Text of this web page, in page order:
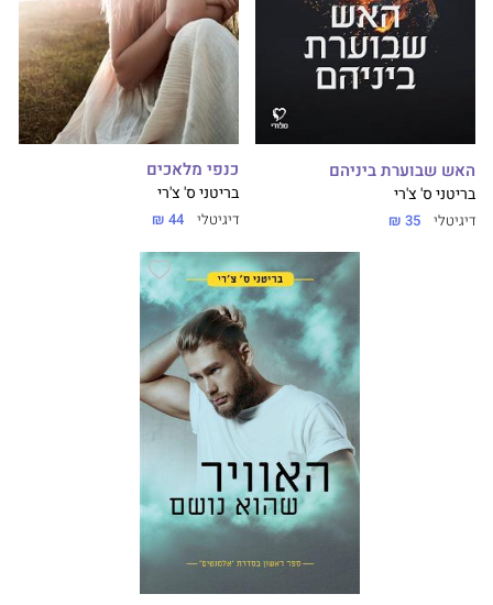
האש שבוערת ביניהם
בריטני ס' צ'רי
דיגיטלי 35 ₪
כנפי מלאכים
בריטני ס' צ'רי
דיגיטלי 44 ₪